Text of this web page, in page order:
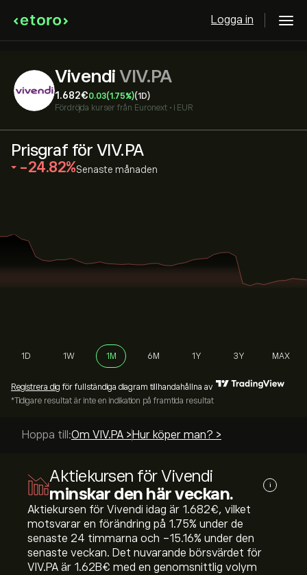
Logga in
Vivendi VIV.PA
1.682‎€‎0.03(1.75%)(1D)
Fördröjda kurser från Euronext • i EUR
Prisgraf för VIV.PA
‎-24.82‎ Senaste månaden
1D 1W 1M 6M 1Y 3Y MAX
Registrera dig för fullständiga diagram tillhandahållna av
*Tidigare resultat är inte en indikation på framtida resultat
Hoppa till:Om VIV.PA > Hur köper man? >
Aktiekursen för Vivendi
minskar den här veckan.
i
Aktiekursen för Vivendi idag är 1.682‎€‎, vilket
motsvarar en förändring på ‎1.75‎% under de
senaste 24 timmarna och ‎-15.16‎% under den
senaste veckan. Det nuvarande börsvärdet för
VIV.PA är 1.62B‎€‎ med en genomsnittlig volym